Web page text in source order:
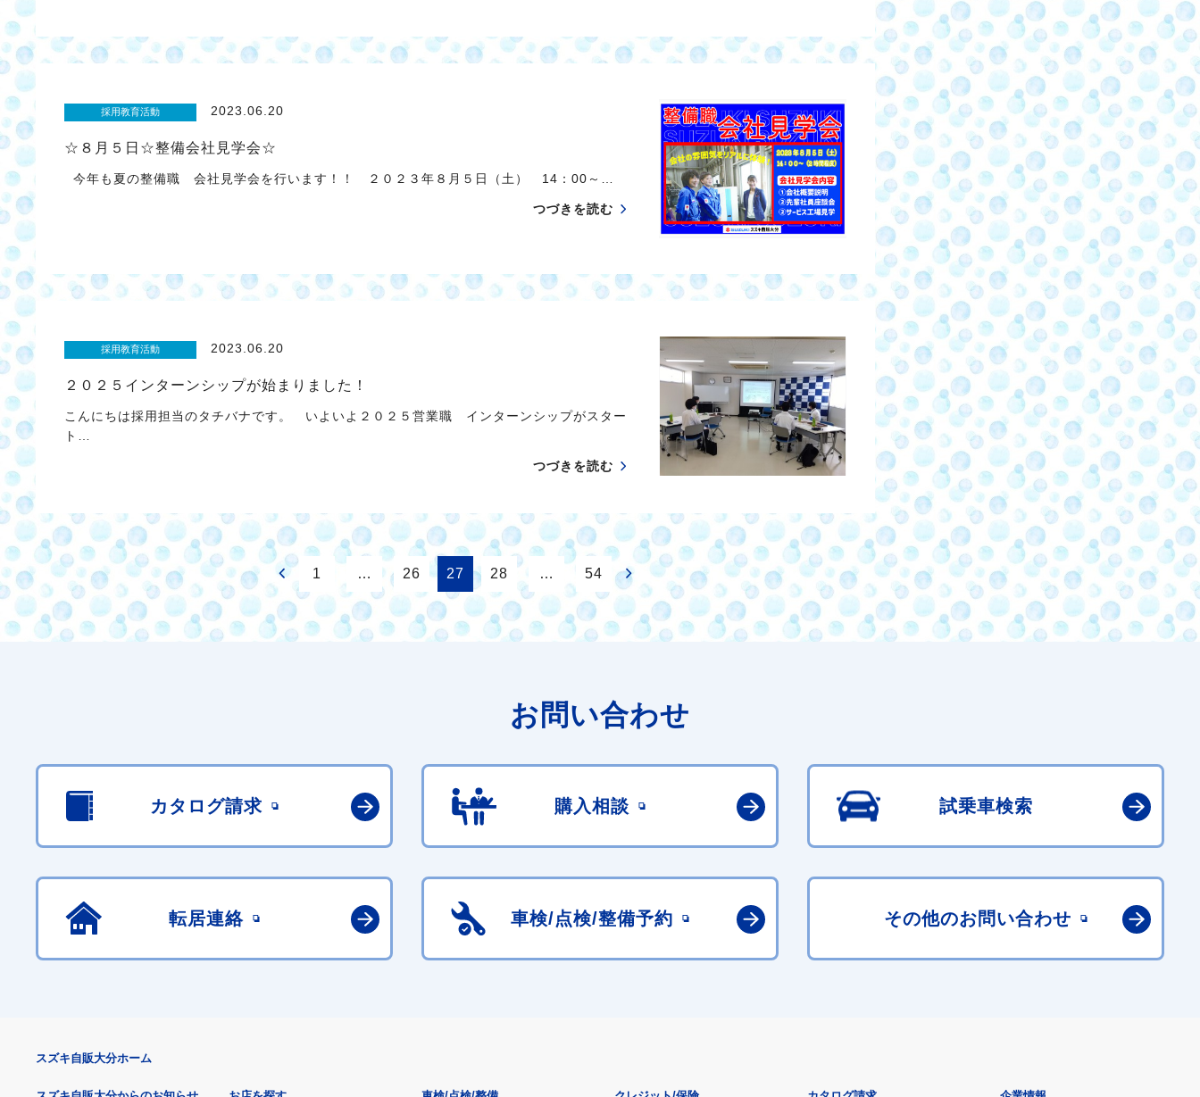
採用教育活動 2023.06.20
☆８月５日☆整備会社見学会☆
今年も夏の整備職 会社見学会を行います！！ ２０２３年８月５日（土） 14：00～…
つづきを読む
採用教育活動 2023.06.20
２０２５インターンシップが始まりました！
こんにちは採用担当のタチバナです。 いよいよ２０２５営業職 インターンシップがスター
ト…
つづきを読む
1 … 26 27 28 … 54
お問い合わせ
カタログ請求 購入相談 試乗車検索
転居連絡 車検/点検/整備予約 その他のお問い合わせ
スズキ自販大分ホーム